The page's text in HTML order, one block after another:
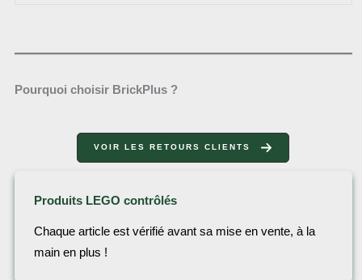
Pourquoi choisir BrickPlus ?
VOIR LES RETOURS CLIENTS
Produits LEGO contrôlés
Chaque article est vérifié avant sa mise en vente, à la
main en plus !